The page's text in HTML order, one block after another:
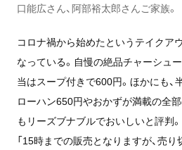
口能広さん、阿部裕太郎さんご家族。
コロナ禍から始めたというテイクア
なっている。自慢の絶品チャーシュ
当はスープ付きで600円。ほかにも
ローハン650円やおかずが満載の全
もリーズブナブルでおいしいと評判。
「15時までの販売となりますが、売